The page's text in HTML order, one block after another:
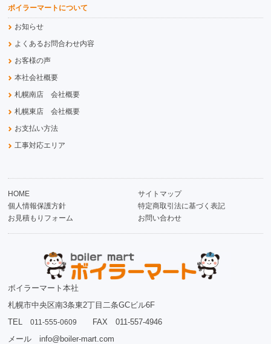
ボイラーマートについて
お知らせ
よくあるお問合わせ内容
お客様の声
本社会社概要
札幌南店 会社概要
札幌東店 会社概要
お支払い方法
工事対応エリア
HOME
サイトマップ
個人情報保護方針
特定商取引法に基づく表記
お見積もりフォーム
お問い合わせ
ボイラーマート本社
札幌市中央区南3条東2丁目二条GCビル6F
TEL011-555-0609
FAX 011-557-4946
メール info@boiler-mart.com